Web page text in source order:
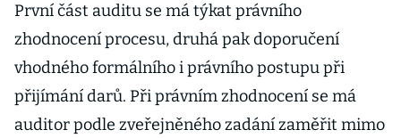
První část auditu se má týkat právního
zhodnocení procesu, druhá pak doporučení
vhodného formálního i právního postupu při
přijímání darů. Při právním zhodnocení se má
auditor podle zveřejněného zadání zaměřit mimo